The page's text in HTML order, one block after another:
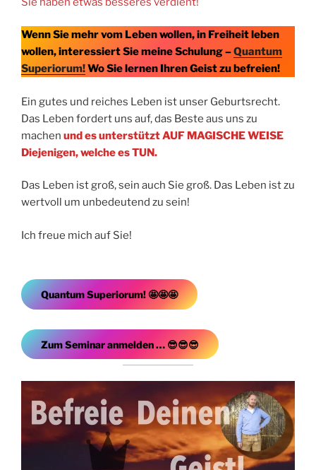
Wenn Sie mehr vom Leben wollen, in Freiheit leben
wollen, interessiert Sie meine Schulung –Quantum
Superiorum!Wo Sie lernen Ihren Geist zu befreien!
Ein gutes und reiches Leben ist unser Geburtsrecht.
Das Leben fordert uns auf, das Beste aus uns zu
machen und es unterstützt AUF MAGISCHE WEISE
Diejenigen, welche es TUN.
Das Leben ist groß, sein auch Sie groß. Das Leben ist zu
wertvoll um unbedeutend zu sein!
Ich freue mich auf Sie!
Quantum Superiorum! 🤩🤩🤩
Zum Seminar anmelden … 😎😎😎